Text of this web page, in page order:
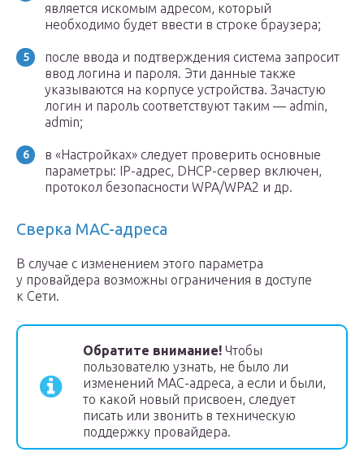
является искомым адресом, который
необходимо будет ввести в строке браузера;
после ввода и подтверждения система запросит
ввод логина и пароля. Эти данные также
указываются на корпусе устройства. Зачастую
логин и пароль соответствуют таким — admin,
admin;
в «Настройках» следует проверить основные
параметры: IP-адрес, DHCP-сервер включен,
протокол безопасности WPA/WPA2 и др.
Сверка MAC-адреса
В случае с изменением этого параметра
у провайдера возможны ограничения в доступе
к Сети.
Обратите внимание! Чтобы
пользователю узнать, не было ли
изменений MAC-адреса, а если и были,
то какой новый присвоен, следует
писать или звонить в техническую
поддержку провайдера.